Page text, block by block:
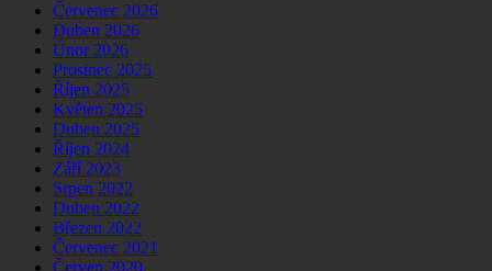
Červenec 2026
Duben 2026
Únor 2026
Prosinec 2025
Říjen 2025
Květen 2025
Duben 2025
Říjen 2024
Září 2023
Srpen 2022
Duben 2022
Březen 2022
Červenec 2021